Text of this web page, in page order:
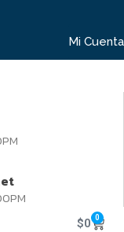
Mi Cuenta
$0 0